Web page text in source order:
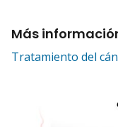
Más
Tratamiento del